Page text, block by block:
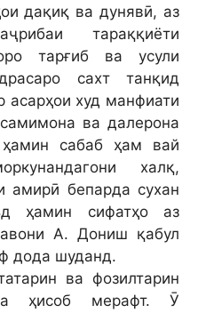
дақиқ ва дунявӣ, аз
тараққиёти
тарғиб ва усули
сахт танқид
асарҳои худ манфиати
ва далерона
сабаб ҳам вай
халқ,
амирӣ бепарда сухан
ҳамин сифатҳо аз
А. Дониш қабул
дода шуданд.
ва фозилтарин
ҳисоб мерафт. Ӯ